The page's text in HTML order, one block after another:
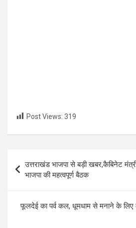
Post Views: 319
navigation
उत्तराखंड भाजपा से बड़ी खबर,कैबिनेट
भाजपा की महत्वपूर्ण बैठक
फूलदेई का पर्व कल, धूमधाम से मनाने के लिए